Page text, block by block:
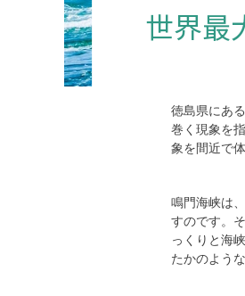
世界最
徳島県にあ
巻く現象を
象を間近で
鳴門海峡は
すのです。
っくりと海
たかのよう